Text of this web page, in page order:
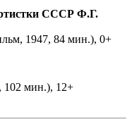
СССР Ф.Г.
1947, 84 мин.), 0+
102 мин.), 12+